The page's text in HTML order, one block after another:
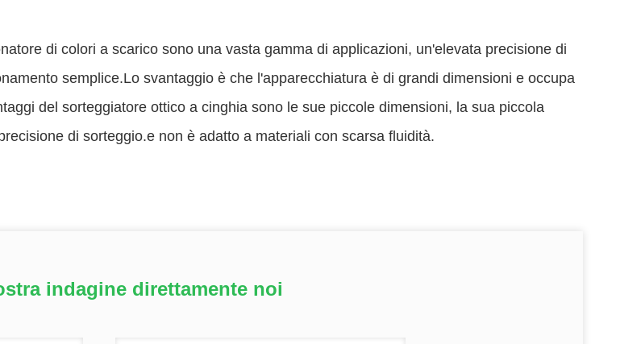
di colori a scarico sono una vasta gamma di applicazioni, un'elevata precisione di
semplice.Lo svantaggio è che l'apparecchiatura è di grandi dimensioni e occupa
del sorteggiatore ottico a cinghia sono le sue piccole dimensioni, la sua piccola
di sorteggio.e non è adatto a materiali con scarsa fluidità.
indagine direttamente noi